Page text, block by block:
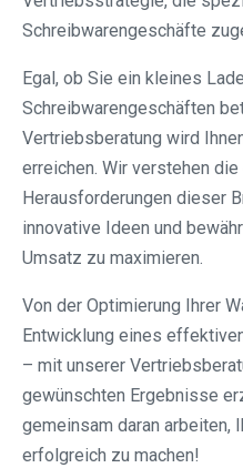
Schreibwarengeschäfte
Egal, ob Sie ein kleines
Schreibwarengeschäften
Vertriebsberatung wird
erreichen. Wir verstehen
Herausforderungen dieser
innovative Ideen und
Umsatz zu maximieren.
Von der Optimierung Ihrer
Entwicklung eines
– mit unserer
gewünschten Ergebnisse
gemeinsam daran arbeiten,
erfolgreich zu machen!